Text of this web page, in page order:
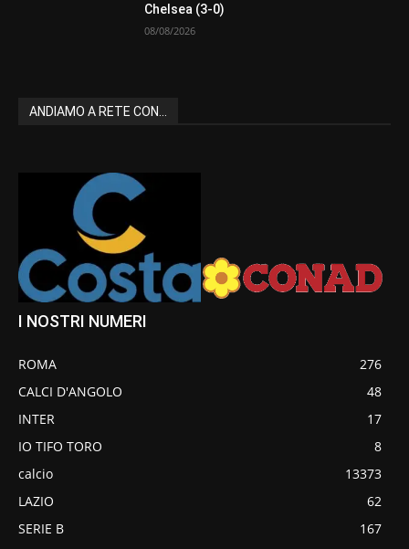
Chelsea (3-0)
08/08/2026
ANDIAMO A RETE CON...
I NOSTRI NUMERI
ROMA
276
CALCI D'ANGOLO
48
INTER
17
IO TIFO TORO
8
calcio
13373
LAZIO
62
SERIE B
167